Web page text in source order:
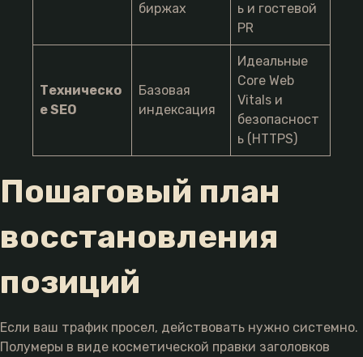
биржах
ь и гостевой
PR
Техническо
е SEO
Базовая
индексация
Идеальные
Core Web
Vitals и
безопасност
ь (HTTPS)
Пошаговый план
восстановления
позиций
Если ваш трафик просел, действовать нужно системно.
Полумеры в виде косметической правки заголовков